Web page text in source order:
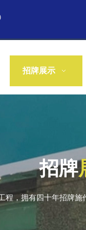
招牌展示
招牌
程，拥有四十年招牌施